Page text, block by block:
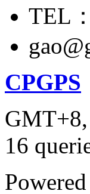
TEL
CPGPS
16